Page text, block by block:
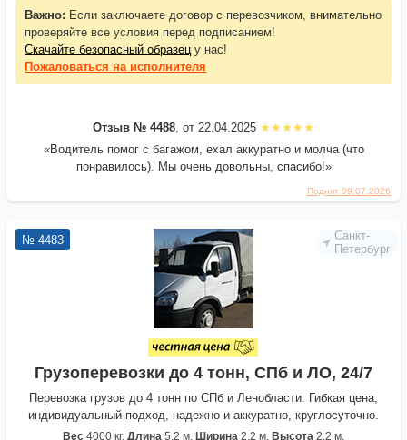
Поднят 09.07.2026
Важно: Если заключаете договор с перевозчиком, внимательно
проверяйте все условия перед подписанием!
Скачайте безопасный образецу нас!
Пожаловаться на исполнителя
Отзыв № 4488, от 22.04.2025
«Водитель помог с багажом, ехал аккуратно и молча (что
понравилось). Мы очень довольны, спасибо!»
Санкт-
Петербург
№ 4483
Грузоперевозки до 4 тонн, СПб и ЛО, 24/7
Перевозка грузов до 4 тонн по СПб и Ленобласти. Гибкая цена,
индивидуальный подход, надежно и аккуратно, круглосуточно.
Вес 4000 кг. Длина 5,2 м. Ширина 2,2 м. Высота 2,2 м.